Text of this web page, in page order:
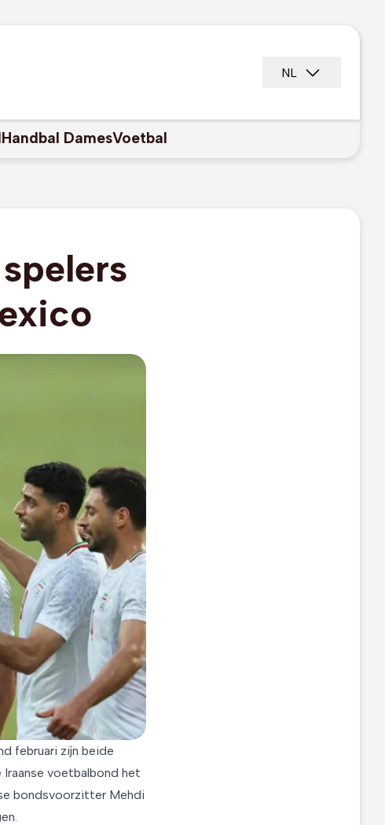
NL
Handbal DamesVoetbal
februari zijn beide
voetbalbond het
bondsvoorzitter Mehdi